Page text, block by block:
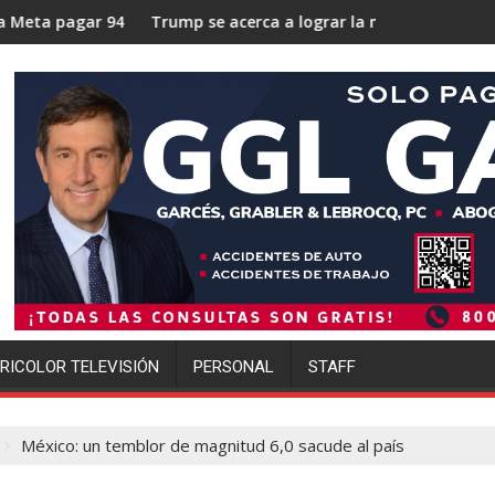
de dólares por los daños causados a los niños en sus
Trump se acerca a lograr la mayor operación de
TELEVISIÓN PERSONAL STAFF
México: un temblor de magnitud 6,0 sacude al país